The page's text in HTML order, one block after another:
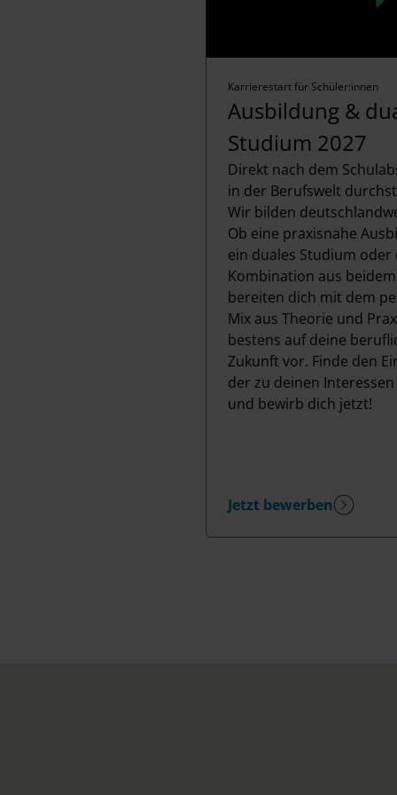
Karrierestart für Schüler:innen
Ausbildung &
Studium 2027
Direkt nach dem
in der Berufswelt
Wir bilden
Ob eine praxisnahe
ein duales Studium oder
Kombination aus
bereiten dich mit dem
Mix aus Theorie und
bestens auf deine
Zukunft vor. Finde den
der zu deinen
und bewirb dich jetzt!
Jetzt bewerben